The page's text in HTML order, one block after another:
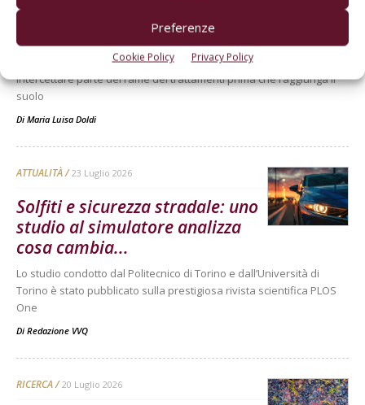
Preferenze
Cookie Policy Privacy Policy
Cover crop, un aiuto contro il
rame nel suolo?
Uno studio dimostra che alcune colture di copertura possono
intercettare parte del rame dei trattamenti prima che raggiunga il
suolo
Di Maria Luisa Doldi
ATTUALITÀ 23 Luglio 2026
Solfiti e sicurezza stradale: uno
studio al simulatore analizza
cosa cambia...
Lo studio condotto dal Politecnico di Torino e dall’Università di
Torino è stato pubblicato sulla prestigiosa rivista scientifica PLOS
One
Di Redazione VVQ
RICERCA 20 Luglio 2026